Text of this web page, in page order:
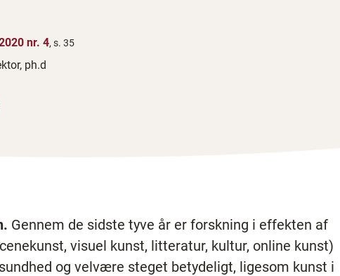
nr. 4, s. 35
ph.d
Gennem de sidste tyve år er forskning i effekten af
visuel kunst, litteratur, kultur, online kunst)
og velvære steget betydeligt, ligesom kunst i